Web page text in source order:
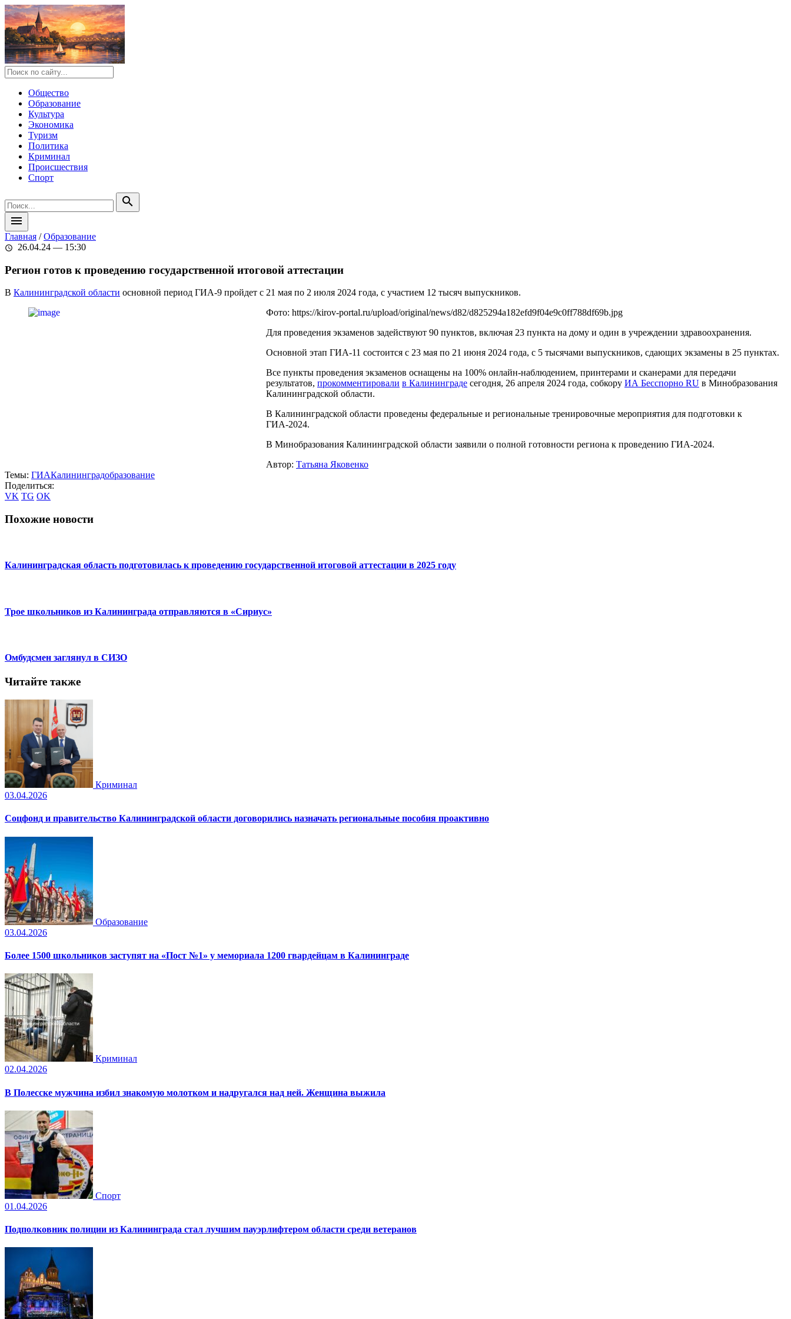
Общество
Образование
Культура
Экономика
Туризм
Политика
Криминал
Происшествия
Спорт
search
menu
Главная /Образование
schedule 26.04.24 — 15:30
Регион готов к проведению государственной итоговой аттестации
В Калининградской области основной период ГИА-9 пройдет с 21 мая по 2 июля 2024 года, с участием 12 тысяч выпускников.
Фото: https://kirov-portal.ru/upload/original/news/d82/d825294a182efd9f04e9c0ff788df69b.jpg
Для проведения экзаменов задействуют 90 пунктов, включая 23 пункта на дому и один в учреждении здравоохранения.
Основной этап ГИА-11 состоится с 23 мая по 21 июня 2024 года, с 5 тысячами выпускников, сдающих экзамены в 25 пунктах.
Все пункты проведения экзаменов оснащены на 100% онлайн-наблюдением, принтерами и сканерами для передачи
результатов, прокомментировали в Калининграде сегодня, 26 апреля 2024 года, собкору ИА Бесспорно RU в Минобразования
Калининградской области.
В Калининградской области проведены федеральные и региональные тренировочные мероприятия для подготовки к
ГИА-2024.
В Минобразования Калининградской области заявили о полной готовности региона к проведению ГИА-2024.
Автор: Татьяна Яковенко
Темы: ГИАКалининградобразование
Поделиться:
VK TG OK
Похожие новости
Калининградская область подготовилась к проведению государственной итоговой аттестации в 2025 году
Трое школьников из Калининграда отправляются в «Сириус»
Омбудсмен заглянул в СИЗО
Читайте также
Криминал
03.04.2026
Соцфонд и правительство Калининградской области договорились назначать региональные пособия проактивно
Образование
03.04.2026
Более 1500 школьников заступят на «Пост №1» у мемориала 1200 гвардейцам в Калининграде
Криминал
02.04.2026
В Полесске мужчина избил знакомую молотком и надругался над ней. Женщина выжила
Спорт
01.04.2026
Подполковник полиции из Калининграда стал лучшим пауэрлифтером области среди ветеранов